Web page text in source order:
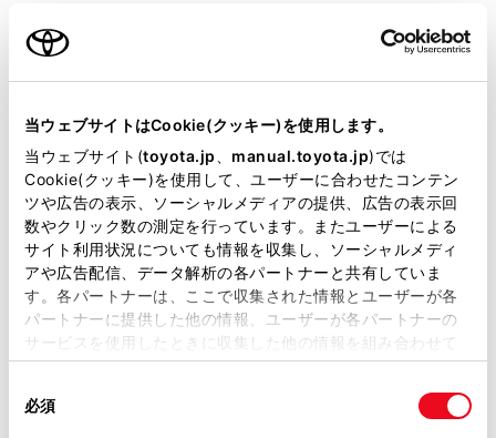
当ウェブサイトはCookie(クッキー)を使用します。
当ウェブサイト(toyota.jp manual.toyota.jp)では
Cookie(クッキー)を使用して、ユーザーに合わせたコンテン
ツや広告の表示、ソーシャルメディアの提供、広告の表示回
数やクリック数の測定を行っています。またユーザーによる
サイト利用状況についても情報を収集し、ソーシャルメディ
アや広告配信、データ解析の各パートナーと共有していま
す。各パートナーは、ここで収集された情報とユーザーが各
パートナーに提供した他の情報、ユーザーが各パートナーの
サービスを使用したときに収集した他の情報を組み合わせて
使用することがあります。当ウェブサイトの使用を続行する
必須
5名
CBA-NNP10
全長×全幅×全高
3990×1690×1720mm
ホイールベース ※1
2600mm
トレッド前／後
1470/1445mm
室内長×室内幅×室内高